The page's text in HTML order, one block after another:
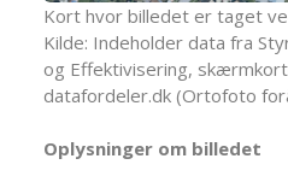
Kort hvor billedet er taget
Kilde: Indeholder data fra
og Effektivisering,
datafordeler.dk (Ortofoto
Oplysninger om billedet